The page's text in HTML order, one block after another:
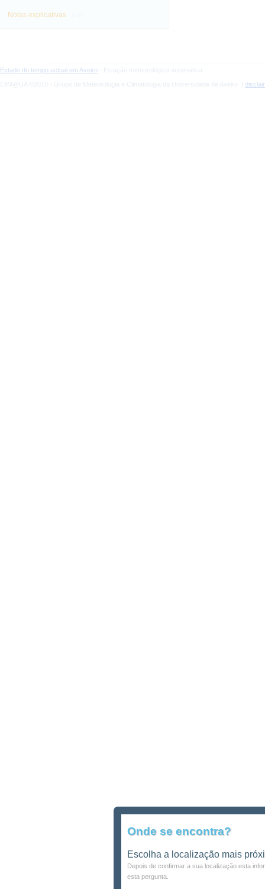
Notas explicativas
Estado do tempo actual em Aveiro - Estação meteorológica automática
CliM@UA ©2010 - Grupo de Meteorologia e Climatologia da Universidade de Aveiro |
Onde se encontra?
Escolha a localização mais
Depois de confirmar a sua localização esta
esta pergunta.